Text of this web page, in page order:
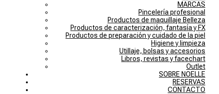
MARCAS
Pincelería profesional
Productos de maquillaje Belleza
Productos de caracterización, fantasía y FX
Productos de preparación y cuidado de la piel
Higiene y limpieza
Utillaje, bolsas y accesorios
Libros, revistas y facechart
Outlet
SOBRE NOELLE
RESERVAS
CONTACTO